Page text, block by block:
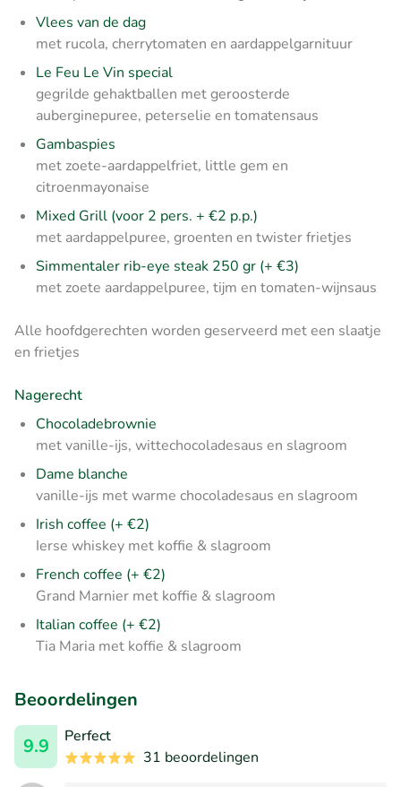
Vlees van de dag
met rucola, cherrytomaten en aardappelgarnituur
Le Feu Le Vin special
gegrilde gehaktballen met geroosterde
auberginepuree, peterselie en tomatensaus
Gambaspies
met zoete-aardappelfriet, little gem en
citroenmayonaise
Mixed Grill (voor 2 pers. + €2 p.p.)
met aardappelpuree, groenten en twister frietjes
Simmentaler rib-eye steak 250 gr (+ €3)
met zoete aardappelpuree, tijm en tomaten-wijnsaus
Alle hoofdgerechten worden geserveerd met een slaatje
en frietjes
Nagerecht
Chocoladebrownie
met vanille-ijs, wittechocoladesaus en slagroom
Dame blanche
vanille-ijs met warme chocoladesaus en slagroom
Irish coffee (+ €2)
Ierse whiskey met koffie & slagroom
French coffee (+ €2)
Grand Marnier met koffie & slagroom
Italian coffee (+ €2)
Tia Maria met koffie & slagroom
Beoordelingen
9.9
Perfect
31 beoordelingen